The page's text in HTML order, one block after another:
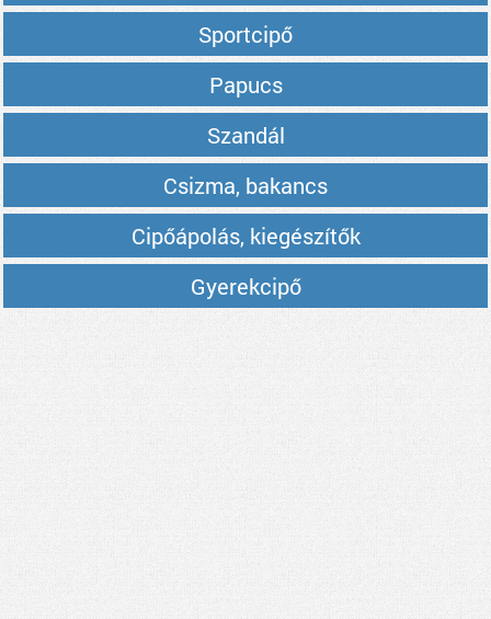
Sportcipő
Papucs
Szandál
Csizma, bakancs
Cipőápolás, kiegészítők
Gyerekcipő